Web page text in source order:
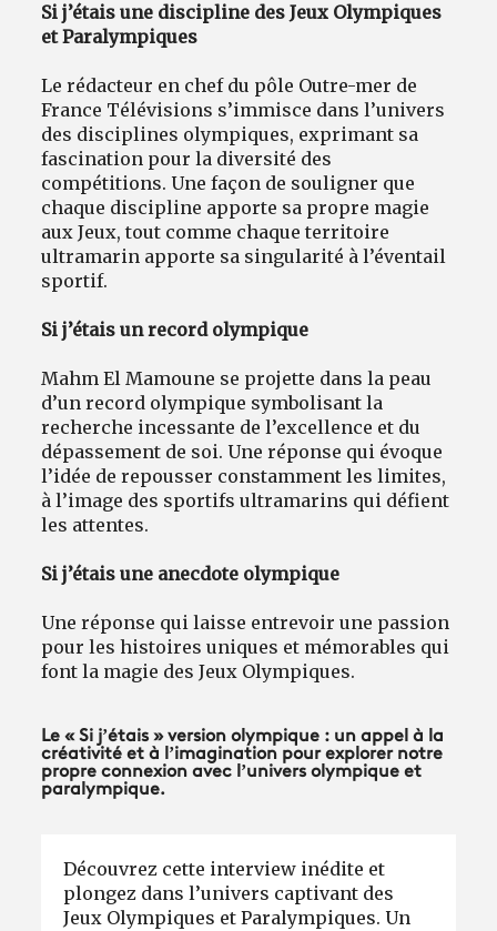
Si j’étais une discipline des Jeux Olympiques
et Paralympiques
Le rédacteur en chef du pôle Outre-mer de
France Télévisions s’immisce dans l’univers
des disciplines olympiques, exprimant sa
fascination pour la diversité des
compétitions. Une façon de souligner que
chaque discipline apporte sa propre magie
aux Jeux, tout comme chaque territoire
ultramarin apporte sa singularité à l’éventail
sportif.
Si j’étais un record olympique
Mahm El Mamoune se projette dans la peau
d’un record olympique symbolisant la
recherche incessante de l’excellence et du
dépassement de soi. Une réponse qui évoque
l’idée de repousser constamment les limites,
à l’image des sportifs ultramarins qui défient
les attentes.
Si j’étais une anecdote olympique
Une réponse qui laisse entrevoir une passion
pour les histoires uniques et mémorables qui
font la magie des Jeux Olympiques.
Le « Si j’étais » version olympique : un appel à la
créativité et à l’imagination pour explorer notre
propre connexion avec l’univers olympique et
paralympique.
Découvrez cette interview inédite et
plongez dans l’univers captivant des
Jeux Olympiques et Paralympiques. Un